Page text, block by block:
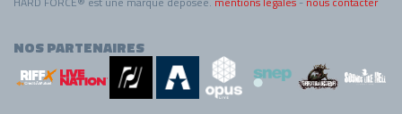
NOS PARTENAIRES